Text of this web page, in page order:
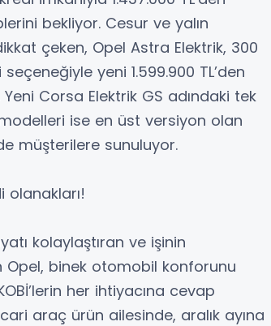
bekliyor. Cesur ve yalın
çeken, Opel Astra Elektrik, 300
yeni 1.599.900 TL’den
Corsa Elektrik GS adındaki tek
ise en üst versiyon olan
müşterilere sunuluyor.
kolaylaştıran ve işinin
binek otomobil konforunu
her ihtiyacına cevap
araç ürün ailesinde, aralık ayına